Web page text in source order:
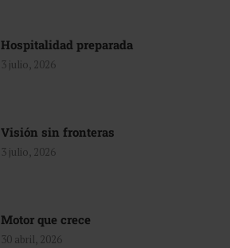
Hospitalidad preparada
3 julio, 2026
Visión sin fronteras
3 julio, 2026
Motor que crece
30 abril, 2026